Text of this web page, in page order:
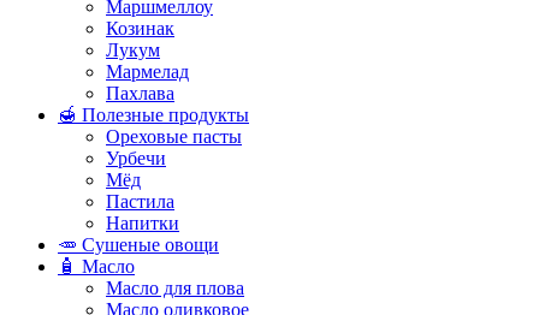
Маршмеллоу
Козинак
Лукум
Мармелад
Пахлава
🍯 Полезные продукты
Ореховые пасты
Урбечи
Мёд
Пастила
Напитки
🥕 Сушеные овощи
🧴 Масло
Масло для плова
Масло оливковое